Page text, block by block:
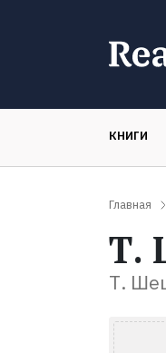
КНИГИ
Главная
Т.
Т.